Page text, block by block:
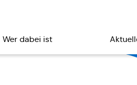
Wer dabei ist